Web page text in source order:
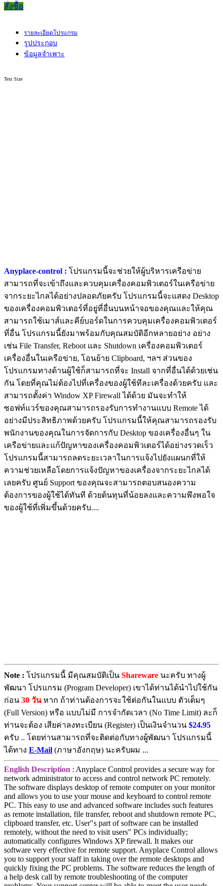
สั่งซื้อ
รายละเอียดโปรแกรม
รูปประกอบ
ข้อมูลจำเพาะ
Text Size
Anyplace-control : โปรแกรมนี้จะช่วยให้ผู้บริหารเครือข่าย
สามารถที่จะเข้าถึงและควบคุมเครื่องคอมพิวเตอร์ในเครือข่าย
จากระยะไกลได้อย่างปลอดภัยครับ โปรแกรมนี้จะแสดง Desktop
ของเครื่องคอมพิวเตอร์ที่อยู่ที่อื่นบนหน้าจอของคุณและให้คุณ
สามารถใช้เมาส์และคีย์บอร์ดในการควบคุมเครื่องคอมพิวเตอร์
ที่อื่น โปรแกรมนี้ยังมาพร้อมกับคุณสมบัติอีกหลายอย่าง อย่าง
เช่น File Transfer, Reboot และ Shutdown เครื่องคอมพิวเตอร์
เครื่องอื่นในเครือข่าย, โอนย้าย Clipboard, ฯลฯ ส่วนของ
โปรแกรมทางด้านผู้ใช้ก็สามารถที่จะ Install จากที่อื่นได้ด้วยเช่น
กัน โดยที่คุณไม่ต้องไปที่เครื่องของผู้ใช้ทีละเครื่องด้วยครับ และ
สามารถตั้งค่า Window XP Firewall ได้ด้วย มันจะทำให้
ซอฟท์แวร์ของคุณสามารถรองรับการทำงานแบบ Remote ได้
อย่างมีประสิทธิภาพด้วยครับ โปรแกรมนี้ให้คุณสามารถรองรับ
พนักงานของคุณในการจัดการกับ Desktop ของเครื่องอื่นๆ ใน
เครือข่ายและแก้ปัญหาของเครื่องคอมพิวเตอร์ได้อย่างรวดเร็ว
โปรแกรมนี้สามารถลดระยะเวลาในการแจ้งไปยังแผนกที่ให้
ความช่วยเหลือโดยการแจ้งปัญหาของเครื่องจากระยะไกลได้
เลยครับ ศูนย์ Support ของคุณจะสามารถตอบสนองความ
ต้องการของผู้ใช้ได้ทันที ด้วยต้นทุนที่น้อยลงและความพึงพอใจ
ของผู้ใช้ที่เพิ่มขึ้นด้วยครับ....
Note : โปรแกรมนี้ มีคุณสมบัติเป็น Shareware นะครับ ทางผู้
พัฒนา โปรแกรม (Program Developer) เขาได้ท่านได้นำไปใช้กัน
ก่อน 30 วันหาก ถ้าท่านต้องการจะใช้ต่อกันในแบบ ตัวเต็มๆ
(Full Version) หรือ แบบไม่มี การจำกัดเวลา (No Time Limit) ละก็
ท่านจะต้อง เสียค่าลงทะเบียน (Register) เป็นเงินจำนวน $24.95
ครับ .. โดยท่านสามารถที่จะติดต่อกับทางผู้พัฒนา โปรแกรมนี้
ได้ทาง E-Mail (ภาษาอังกฤษ) นะครับผม ...
English Description : Anyplace Control provides a secure way for
network administrator to access and control network PC remotely.
The software displays desktop of remote computer on your monitor
and allows you to use your mouse and keyboard to control remote
PC. This easy to use and advanced software includes such features
as remote installation, file transfer, reboot and shutdown remote PC,
clipboard transfer, etc. User"s part of software can be installed
remotely, without the need to visit users" PCs individually;
automatically configures Windows XP firewall. It makes our
software very effective for remote support. Anyplace Control allows
you to support your staff in taking over the remote desktops and
quickly fixing the PC problems. The software reduces the length of
a help desk call by remote troubleshooting of the computer